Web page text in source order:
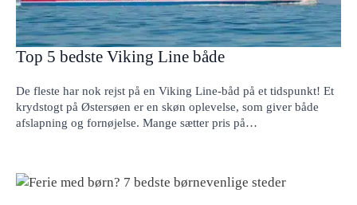
Top 5 bedste Viking Line både
De fleste har nok rejst på en Viking Line-båd på et tidspunkt! Et
krydstogt på Østersøen er en skøn oplevelse, som giver både
afslapning og fornøjelse. Mange sætter pris på…